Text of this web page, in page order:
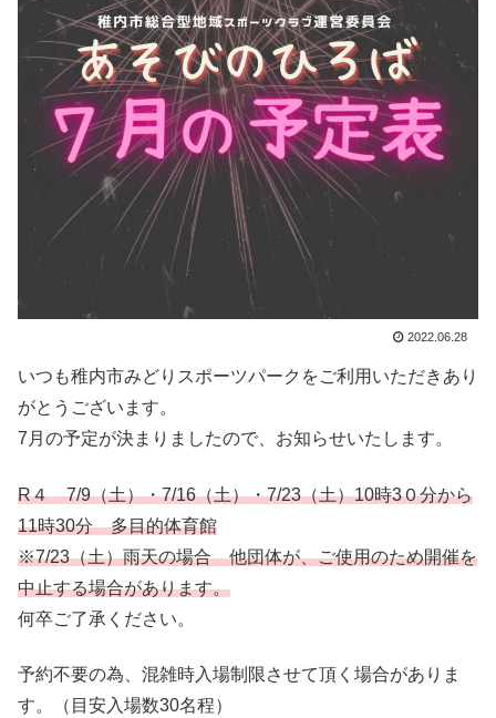
2022.06.28
いつも稚内市みどりスポーツパークをご利用いただきあり
がとうございます。
7月の予定が決まりましたので、お知らせいたします。
R４ 7/9（土）・7/16（土）・7/23（土）10時3０分から
11時30分 多目的体育館
※7/23（土）雨天の場合 他団体が、ご使用のため開催を
中止する場合があります。
何卒ご了承ください。
予約不要の為、混雑時入場制限させて頂く場合がありま
す。（目安入場数30名程）